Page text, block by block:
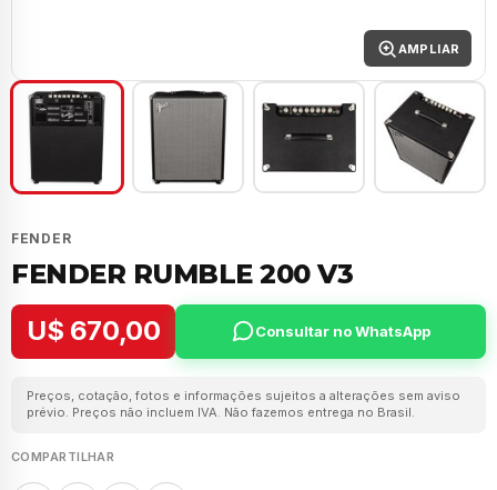
AMPLIAR
FENDER
FENDER RUMBLE 200 V3
U$ 670,00
Consultar no WhatsApp
Preços, cotação, fotos e informações sujeitos a alterações sem aviso
prévio. Preços não incluem IVA. Não fazemos entrega no Brasil.
COMPARTILHAR